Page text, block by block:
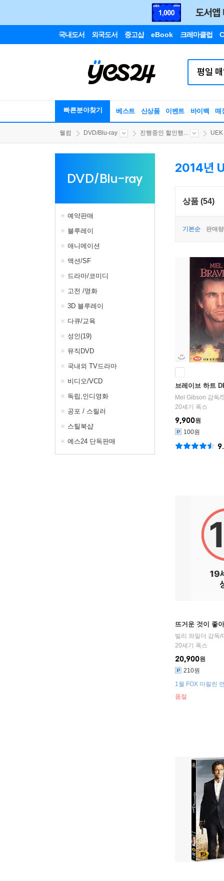
국내도서 외국도서 중고샵 eBook 크레마클럽
빠른분야찾기 베스트 신상품 이벤트 바이백 매
웰컴 DVD/Blu-ray 진행중인 할인행... UEK
DVD/Blu-ray
예약판매
블루레이
애니메이션
액션/SF
드라마/코미디
고전 /명화
3D 블루레이
다큐/교육
성인(19)
뮤직DVD
국내외 TV드라마
비디오/VCD
독립,인디영화
공포 / 스릴러
스틸북샵
예스24 단독판매
2014년
상품 (54)
기본순 판매
브레이브 하트
Mel Gibson 감독/
20세기 폭스
9,900원
100원
뜨거운 것이 좋
빌리 와일더 감독/
20세기 폭스
20,900원
210원
품절
1월 FOX 마릴린